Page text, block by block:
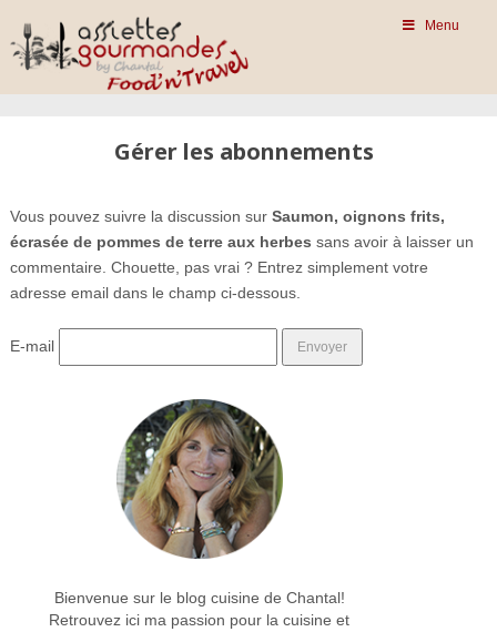
Menu
Gérer les abonnements
Vous pouvez suivre la discussion sur Saumon, oignons frits,
écrasée de pommes de terre aux herbes sans avoir à laisser un
commentaire. Chouette, pas vrai ? Entrez simplement votre
adresse email dans le champ ci-dessous.
E-mail
Bienvenue sur le blog cuisine de Chantal!
Retrouvez ici ma passion pour la cuisine et